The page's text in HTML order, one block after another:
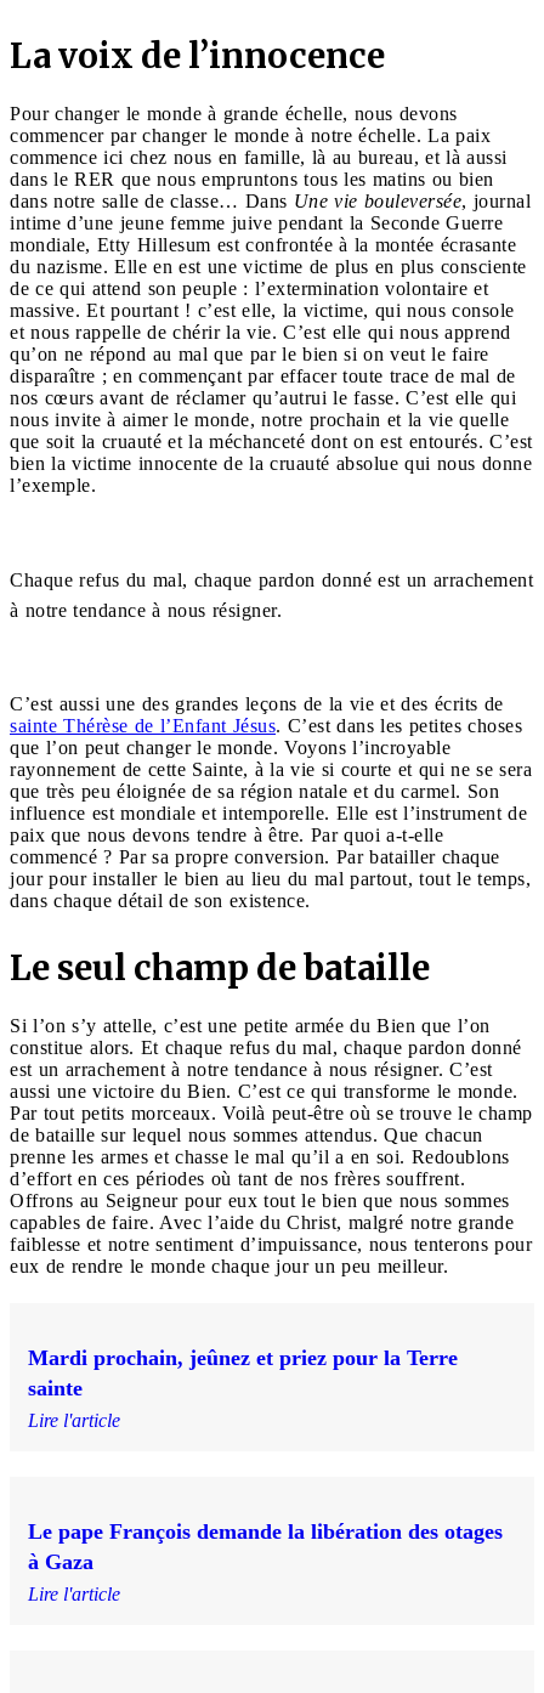
La voix de l’innocence
Pour changer le monde à grande échelle, nous devons
commencer par changer le monde à notre échelle. La paix
commence ici chez nous en famille, là au bureau, et là aussi
dans le RER que nous empruntons tous les matins ou bien
dans notre salle de classe… Dans Une vie bouleversée, journal
intime d’une jeune femme juive pendant la Seconde Guerre
mondiale, Etty Hillesum est confrontée à la montée écrasante
du nazisme. Elle en est une victime de plus en plus consciente
de ce qui attend son peuple : l’extermination volontaire et
massive. Et pourtant ! c’est elle, la victime, qui nous console
et nous rappelle de chérir la vie. C’est elle qui nous apprend
qu’on ne répond au mal que par le bien si on veut le faire
disparaître ; en commençant par effacer toute trace de mal de
nos cœurs avant de réclamer qu’autrui le fasse. C’est elle qui
nous invite à aimer le monde, notre prochain et la vie quelle
que soit la cruauté et la méchanceté dont on est entourés. C’est
bien la victime innocente de la cruauté absolue qui nous donne
l’exemple.
Chaque refus du mal, chaque pardon donné est un arrachement
à notre tendance à nous résigner.
C’est aussi une des grandes leçons de la vie et des écrits de
sainte Thérèse de l’Enfant Jésus. C’est dans les petites choses
que l’on peut changer le monde. Voyons l’incroyable
rayonnement de cette Sainte, à la vie si courte et qui ne se sera
que très peu éloignée de sa région natale et du carmel. Son
influence est mondiale et intemporelle. Elle est l’instrument de
paix que nous devons tendre à être. Par quoi a-t-elle
commencé ? Par sa propre conversion. Par batailler chaque
jour pour installer le bien au lieu du mal partout, tout le temps,
dans chaque détail de son existence.
Le seul champ de bataille
Si l’on s’y attelle, c’est une petite armée du Bien que l’on
constitue alors. Et chaque refus du mal, chaque pardon donné
est un arrachement à notre tendance à nous résigner. C’est
aussi une victoire du Bien. C’est ce qui transforme le monde.
Par tout petits morceaux. Voilà peut-être où se trouve le champ
de bataille sur lequel nous sommes attendus. Que chacun
prenne les armes et chasse le mal qu’il a en soi. Redoublons
d’effort en ces périodes où tant de nos frères souffrent.
Offrons au Seigneur pour eux tout le bien que nous sommes
capables de faire. Avec l’aide du Christ, malgré notre grande
faiblesse et notre sentiment d’impuissance, nous tenterons pour
eux de rendre le monde chaque jour un peu meilleur.
Mardi prochain, jeûnez et priez pour la Terre
sainte
Lire l'article
Le pape François demande la libération des otages
à Gaza
Lire l'article